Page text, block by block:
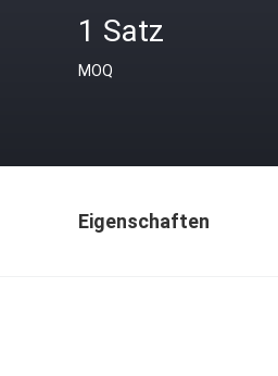
1 Satz
MOQ
Eigenschaften